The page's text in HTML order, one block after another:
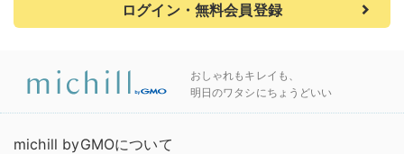
ログイン・無料会員登録
おしゃれもキレイも、
明日のワタシにちょうどいい
michill byGMOについて